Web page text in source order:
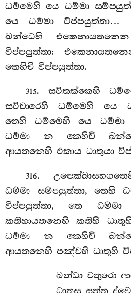
ධම්මෙහි යෙ ධම්මා
යෙ ධම්මා විප්පයුත්තා…
ඛන්ධෙහි
විප්පයුත්තා;
කෙහිචි විප්පයුත්තා.
315. සවිතක්කෙහි
සවිචාරෙහි ධම්මෙහි යෙ
තෙහි ධම්මෙහි යෙ ධම්මා
ධම්මා න කෙහිචි
ආයතනෙහි එකාය ධාතුයා
316.
ධම්මා සම්පයුත්තා, තෙහි
විප්පයුත්තා, තෙ
කතිහායතනෙහි කතිහි
ධම්මා න කෙහිචි
ආයතනෙහි පඤ්චහි ධාතූහි
ඛන්ධා චතුරො
ධාතූසු සත්ත